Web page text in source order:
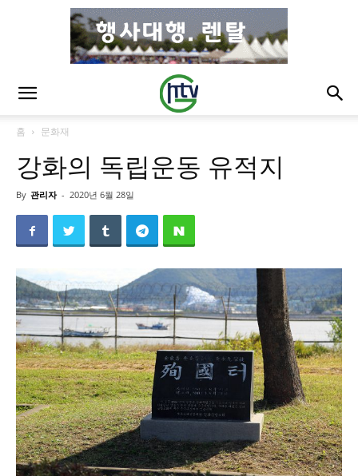
홈 문화재
강화의 독립운동 유적지
By 관리자 - 2020년 6월 28일